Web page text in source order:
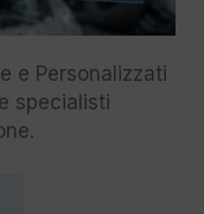
e Personalizzati
specialisti